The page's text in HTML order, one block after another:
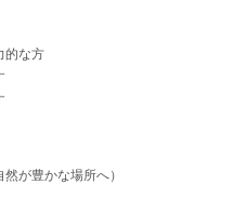
的な方
が豊かな場所へ）